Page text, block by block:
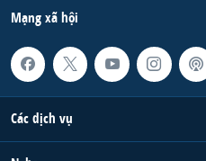
Mạng xã hội
Các dịch vụ